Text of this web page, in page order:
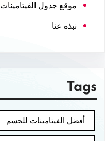
موقع جدول الفيتامينات
نبذه عنا
Tags
أفضل الفيتامينات للجسم